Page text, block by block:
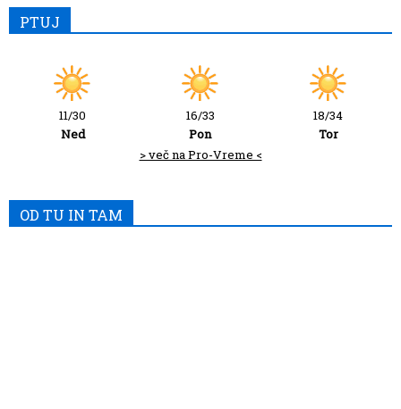
PTUJ
11/30
Ned
16/33
Pon
18/34
Tor
> več na Pro-Vreme <
OD TU IN TAM